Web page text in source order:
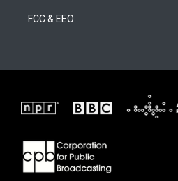
FCC & EEO